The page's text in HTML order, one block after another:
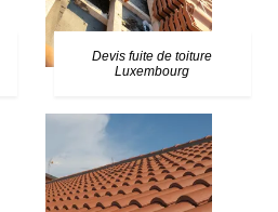
Devis fuite de toiture
Luxembourg